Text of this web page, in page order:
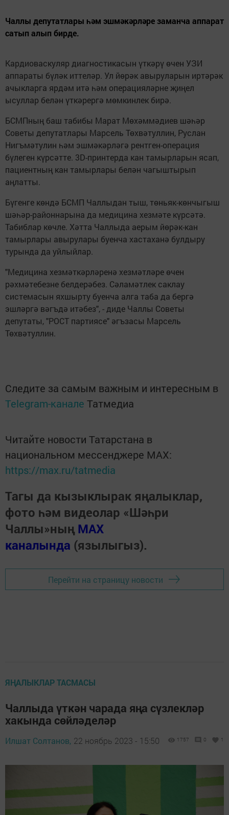
Чаллы депутатлары һәм эшмәкәрләре заманча аппарат
сатып алып бирде.
Кардиоваскуляр диагностикасын үткәрү өчен УЗИ
аппараты бүләк иттеләр. Ул йөрәк авыруларын иртәрәк
ачыкларга ярдәм итә һәм операцияләрне җиңел
ысуллар белән үткәрергә мөмкинлек бирә.
БСМПның баш табибы Марат Мөхәммәдиев шәһәр
Советы депутатлары Марсель Төхвәтуллин, Руслан
Нигъмәтулин һәм эшмәкәрләгә рентген-операция
бүлеген күрсәтте. 3D-принтерда кан тамырларын ясап,
пациентның кан тамырлары белән чагыштырып
аңлатты.
Бүгенге көндә БСМП Чаллыдан тыш, төньяк-көнчыгыш
шәһәр-районнарына да медицина хезмәте күрсәтә.
Табиблар көчле. Хәтта Чаллыда аерым йөрәк-кан
тамырлары авырулары буенча хастаханә булдыру
турында да уйлыйлар.
"Медицина хезмәткәрләренә хезмәтләре өчен
рәхмәтебезне белдерәбез. Сәламәтлек саклау
системасын яхшырту буенча алга таба да бергә
эшләргә вәгъдә итәбез", - диде Чаллы Советы
депутаты, "РОСТ партиясе" әгъзасы Марсель
Төхвәтуллин.
Следите за самым важным и интересным в
Telegram-канале Татмедиа
Читайте новости Татарстана в
национальном мессенджере MАХ:
https://max.ru/tatmedia
Тагы да кызыклырак яңалыклар,
фото һәм видеолар «Шәһри
Чаллы»ның MAX
каналында (язылыгыз).
Перейти на страницу новости
ЯҢАЛЫКЛАР ТАСМАСЫ
Чаллыда үткән чарада яңа сүзлекләр
хакында сөйләделәр
Илшат Солтанов, 22 ноябрь 2023 - 15:50 1757 0 1